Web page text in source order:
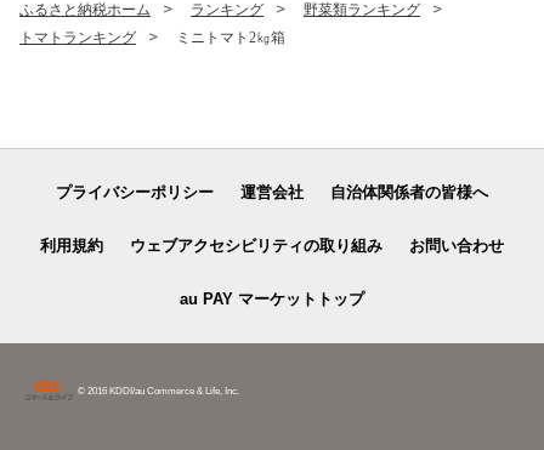
ふるさと納税ホーム ランキング
野菜類ランキング
トマトランキング
ミニトマト2㎏箱
プライバシーポリシー 運営会社 自治体関係者の皆様へ
利用規約 ウェブアクセシビリティの取り組み お問い合わせ
au PAY マーケットトップ
© 2016 KDDI/au Commerce & Life, Inc.